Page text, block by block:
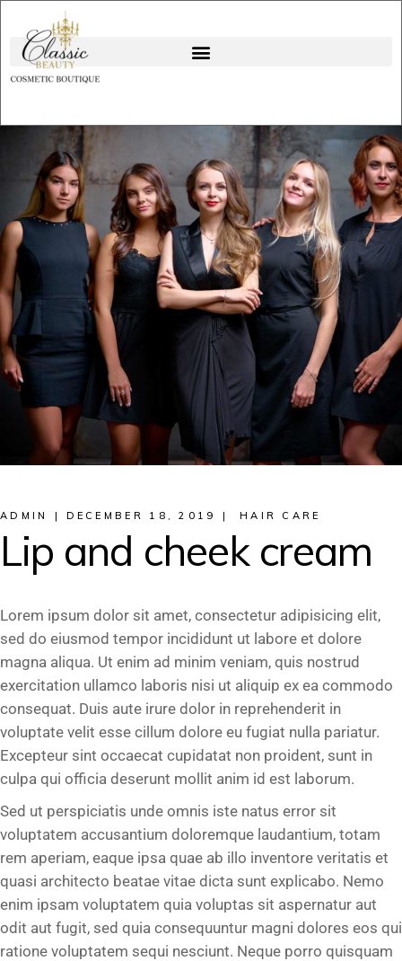
ADMIN DECEMBER 18, 2019 HAIR CARE
Lip and cheek cream
Lorem ipsum dolor sit amet, consectetur adipisicing elit,
sed do eiusmod tempor incididunt ut labore et dolore
magna aliqua. Ut enim ad minim veniam, quis nostrud
exercitation ullamco laboris nisi ut aliquip ex ea commodo
consequat. Duis aute irure dolor in reprehenderit in
voluptate velit esse cillum dolore eu fugiat nulla pariatur.
Excepteur sint occaecat cupidatat non proident, sunt in
culpa qui officia deserunt mollit anim id est laborum.
Sed ut perspiciatis unde omnis iste natus error sit
voluptatem accusantium doloremque laudantium, totam
rem aperiam, eaque ipsa quae ab illo inventore veritatis et
quasi architecto beatae vitae dicta sunt explicabo. Nemo
enim ipsam voluptatem quia voluptas sit aspernatur aut
odit aut fugit, sed quia consequuntur magni dolores eos qui
ratione voluptatem sequi nesciunt. Neque porro quisquam